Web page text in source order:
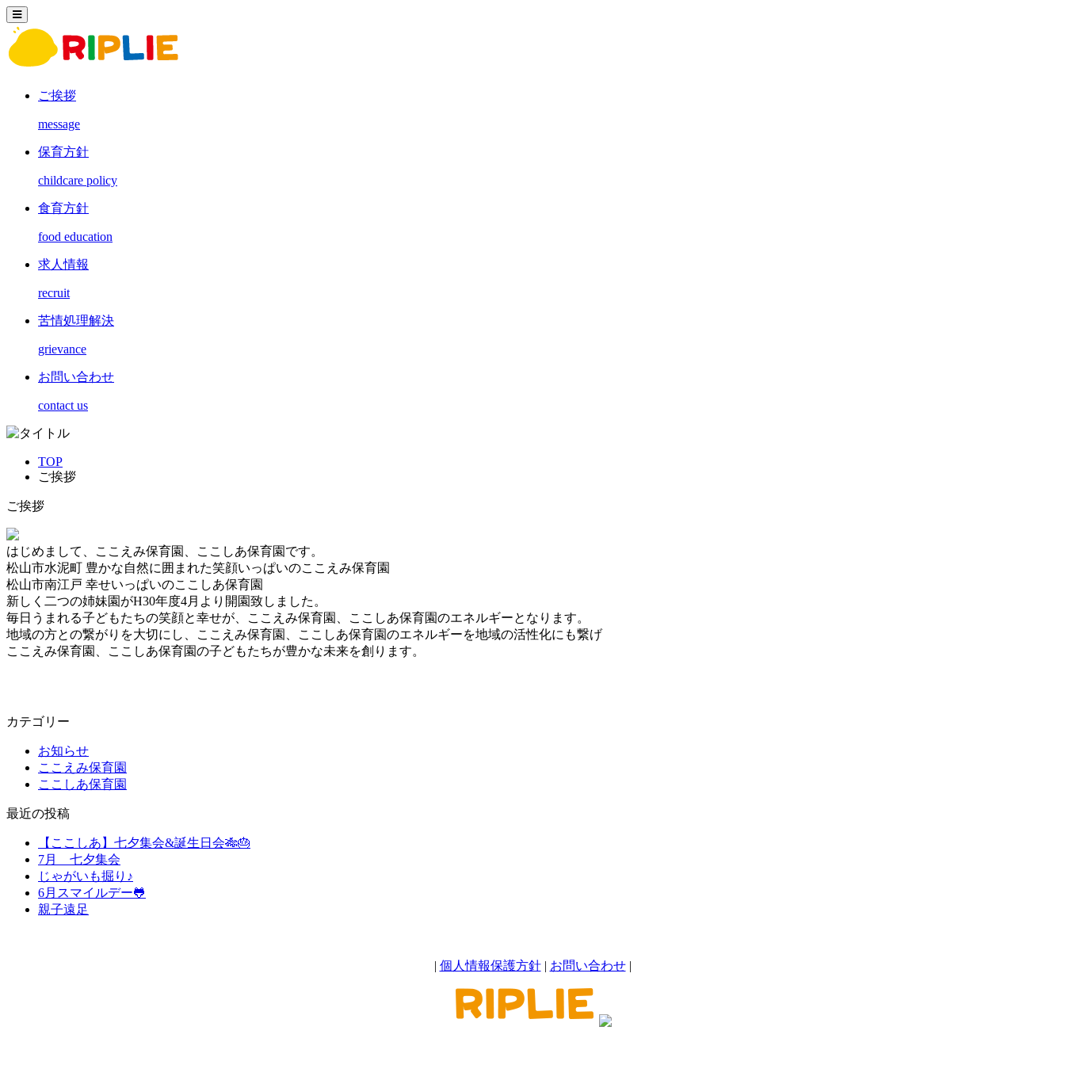
ご挨拶
message
保育方針
childcare policy
食育方針
food education
求人情報
recruit
苦情処理解決
grievance
お問い合わせ
contact us
TOP
ご挨拶
ご挨拶
はじめまして、ここえみ保育園、ここしあ保育園です。
松山市水泥町 豊かな自然に囲まれた笑顔いっぱいのここえみ保育園
松山市南江戸 幸せいっぱいのここしあ保育園
新しく二つの姉妹園がH30年度4月より開園致しました。
毎日うまれる子どもたちの笑顔と幸せが、ここえみ保育園、ここしあ保育園のエネルギーとなります。
地域の方との繋がりを大切にし、ここえみ保育園、ここしあ保育園のエネルギーを地域の活性化にも繋げ
ここえみ保育園、ここしあ保育園の子どもたちが豊かな未来を創ります。
カテゴリー
お知らせ
ここえみ保育園
ここしあ保育園
最近の投稿
【ここしあ】七夕集会&誕生日会🎋🎂
7月 七夕集会
じゃがいも掘り♪
6月スマイルデー🐸
親子遠足
| 個人情報保護方針| お問い合わせ|